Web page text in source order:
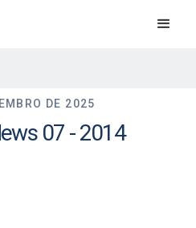
DE 2025
07 - 2014